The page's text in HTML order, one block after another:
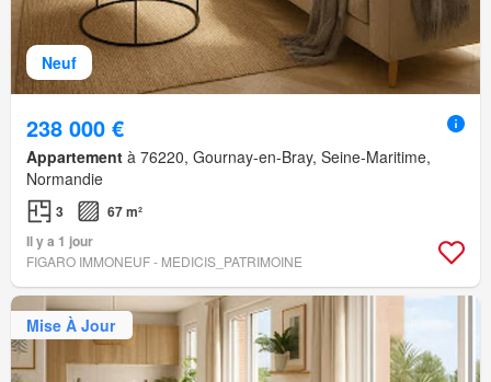
Neuf
238 000 €
Appartement à 76220, Gournay-en-Bray, Seine-Maritime,
Normandie
3
67 m²
Il y a 1 jour
FIGARO IMMONEUF - MEDICIS_PATRIMOINE
Mise À Jour